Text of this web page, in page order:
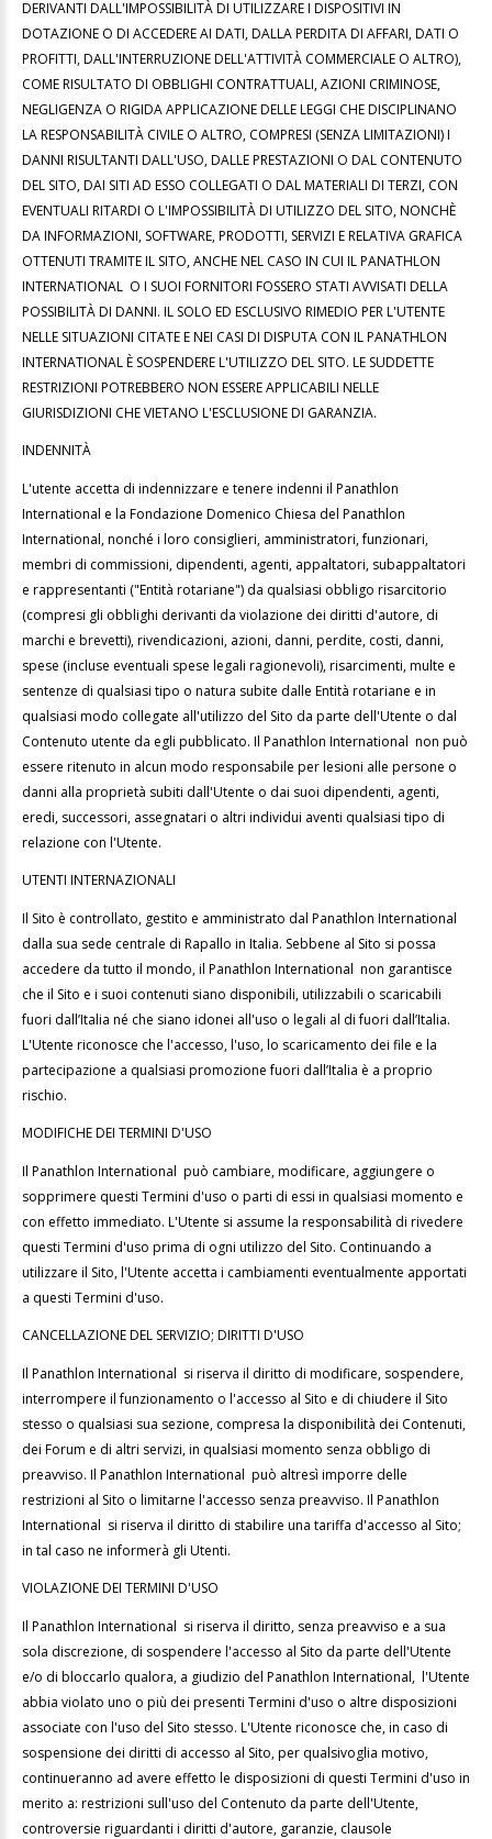
DERIVANTI DALL'IMPOSSIBILITÀ DI UTILIZZARE I DISPOSITIVI IN
DOTAZIONE O DI ACCEDERE AI DATI, DALLA PERDITA DI AFFARI, DATI O
PROFITTI, DALL'INTERRUZIONE DELL'ATTIVITÀ COMMERCIALE O ALTRO),
COME RISULTATO DI OBBLIGHI CONTRATTUALI, AZIONI CRIMINOSE,
NEGLIGENZA O RIGIDA APPLICAZIONE DELLE LEGGI CHE DISCIPLINANO
LA RESPONSABILITÀ CIVILE O ALTRO, COMPRESI (SENZA LIMITAZIONI) I
DANNI RISULTANTI DALL'USO, DALLE PRESTAZIONI O DAL CONTENUTO
DEL SITO, DAI SITI AD ESSO COLLEGATI O DAL MATERIALI DI TERZI, CON
EVENTUALI RITARDI O L'IMPOSSIBILITÀ DI UTILIZZO DEL SITO, NONCHÈ
DA INFORMAZIONI, SOFTWARE, PRODOTTI, SERVIZI E RELATIVA GRAFICA
OTTENUTI TRAMITE IL SITO, ANCHE NEL CASO IN CUI IL PANATHLON
INTERNATIONAL O I SUOI FORNITORI FOSSERO STATI AVVISATI DELLA
POSSIBILITÀ DI DANNI. IL SOLO ED ESCLUSIVO RIMEDIO PER L'UTENTE
NELLE SITUAZIONI CITATE E NEI CASI DI DISPUTA CON IL PANATHLON
INTERNATIONAL È SOSPENDERE L'UTILIZZO DEL SITO. LE SUDDETTE
RESTRIZIONI POTREBBERO NON ESSERE APPLICABILI NELLE
GIURISDIZIONI CHE VIETANO L'ESCLUSIONE DI GARANZIA.
INDENNITÀ
L'utente accetta di indennizzare e tenere indenni il Panathlon
International e la Fondazione Domenico Chiesa del Panathlon
International, nonché i loro consiglieri, amministratori, funzionari,
membri di commissioni, dipendenti, agenti, appaltatori, subappaltatori
e rappresentanti ("Entità rotariane") da qualsiasi obbligo risarcitorio
(compresi gli obblighi derivanti da violazione dei diritti d'autore, di
marchi e brevetti), rivendicazioni, azioni, danni, perdite, costi, danni,
spese (incluse eventuali spese legali ragionevoli), risarcimenti, multe e
sentenze di qualsiasi tipo o natura subite dalle Entità rotariane e in
qualsiasi modo collegate all'utilizzo del Sito da parte dell'Utente o dal
Contenuto utente da egli pubblicato. Il Panathlon International non può
essere ritenuto in alcun modo responsabile per lesioni alle persone o
danni alla proprietà subiti dall'Utente o dai suoi dipendenti, agenti,
eredi, successori, assegnatari o altri individui aventi qualsiasi tipo di
relazione con l'Utente.
UTENTI INTERNAZIONALI
Il Sito è controllato, gestito e amministrato dal Panathlon International
dalla sua sede centrale di Rapallo in Italia. Sebbene al Sito si possa
accedere da tutto il mondo, il Panathlon International non garantisce
che il Sito e i suoi contenuti siano disponibili, utilizzabili o scaricabili
fuori dall’Italia né che siano idonei all'uso o legali al di fuori dall’Italia.
L'Utente riconosce che l'accesso, l'uso, lo scaricamento dei file e la
partecipazione a qualsiasi promozione fuori dall’Italia è a proprio
rischio.
MODIFICHE DEI TERMINI D'USO
Il Panathlon International può cambiare, modificare, aggiungere o
sopprimere questi Termini d'uso o parti di essi in qualsiasi momento e
con effetto immediato. L'Utente si assume la responsabilità di rivedere
questi Termini d'uso prima di ogni utilizzo del Sito. Continuando a
utilizzare il Sito, l'Utente accetta i cambiamenti eventualmente apportati
a questi Termini d'uso.
CANCELLAZIONE DEL SERVIZIO; DIRITTI D'USO
Il Panathlon International si riserva il diritto di modificare, sospendere,
interrompere il funzionamento o l'accesso al Sito e di chiudere il Sito
stesso o qualsiasi sua sezione, compresa la disponibilità dei Contenuti,
dei Forum e di altri servizi, in qualsiasi momento senza obbligo di
preavviso. Il Panathlon International può altresì imporre delle
restrizioni al Sito o limitarne l'accesso senza preavviso. Il Panathlon
International si riserva il diritto di stabilire una tariffa d'accesso al Sito;
in tal caso ne informerà gli Utenti.
VIOLAZIONE DEI TERMINI D'USO
Il Panathlon International si riserva il diritto, senza preavviso e a sua
sola discrezione, di sospendere l'accesso al Sito da parte dell'Utente
e/o di bloccarlo qualora, a giudizio del Panathlon International, l'Utente
abbia violato uno o più dei presenti Termini d'uso o altre disposizioni
associate con l'uso del Sito stesso. L'Utente riconosce che, in caso di
sospensione dei diritti di accesso al Sito, per qualsivoglia motivo,
continueranno ad avere effetto le disposizioni di questi Termini d'uso in
merito a: restrizioni sull'uso del Contenuto da parte dell'Utente,
controversie riguardanti i diritti d'autore, garanzie, clausole